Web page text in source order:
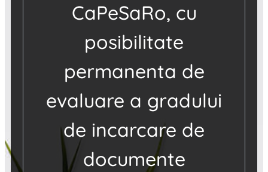
CaPeSaRo, cu
posibilitate
permanenta de
evaluare a gradului
de incarcare de
documente